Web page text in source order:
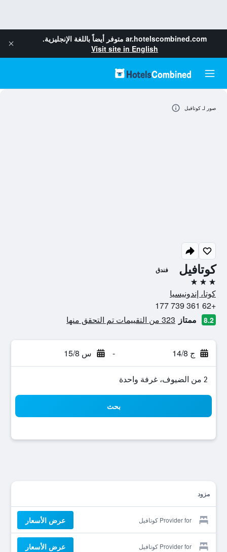
ar.hotelscombined.com متوفر أيضاً باللغة الإنجليزية.
Visit site in English
كوتافيل فندق
3 نجوم
كوتا، إندونيسيا
+62 361 739 177
8.2 ممتاز 323 من التقييمات تم التحقق منها
ج 14/8 - س 15/8
2 من الضيوف، غرفة واحدة
بحث
مزود
Provider for كوتافيل عرض الأسعار
Provider for كوتافيل عرض الأسعار
صور لـ كوتافيل